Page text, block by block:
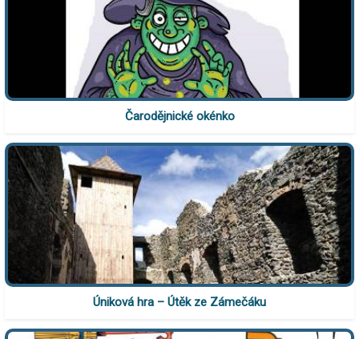
Čarodějnické okénko
Úniková hra – Útěk ze Zámečáku